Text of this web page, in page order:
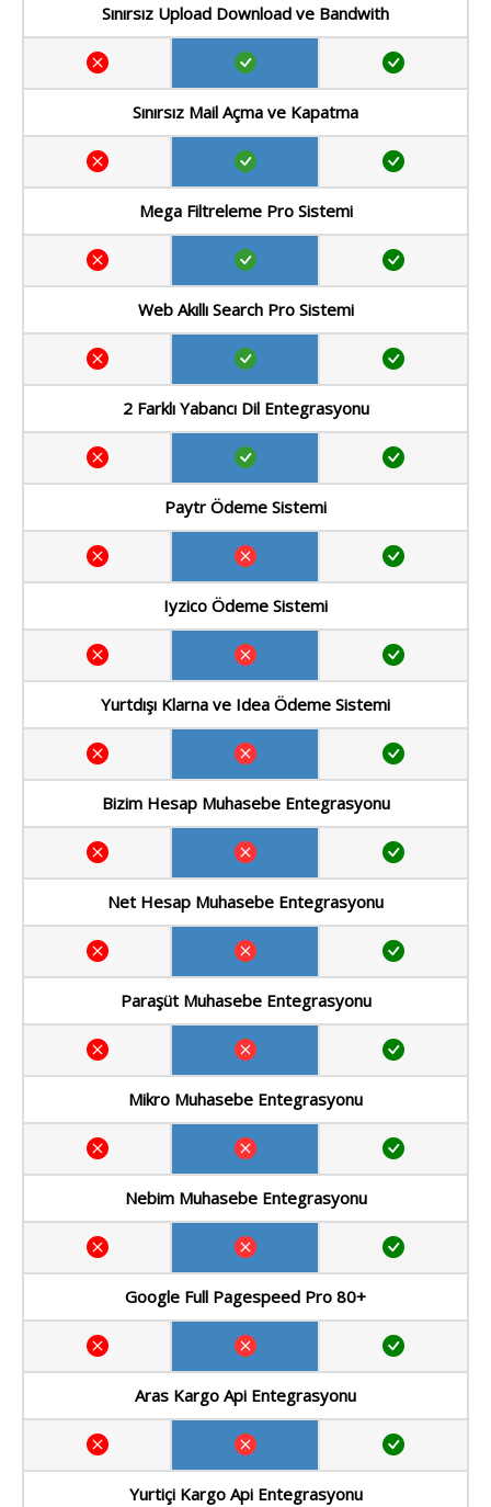
Sınırsız Upload Download ve Bandwith
Sınırsız Mail Açma ve Kapatma
Mega Filtreleme Pro Sistemi
Web Akıllı Search Pro Sistemi
2 Farklı Yabancı Dil Entegrasyonu
Paytr Ödeme Sistemi
Iyzico Ödeme Sistemi
Yurtdışı Klarna ve Idea Ödeme Sistemi
Bizim Hesap Muhasebe Entegrasyonu
Net Hesap Muhasebe Entegrasyonu
Paraşüt Muhasebe Entegrasyonu
Mikro Muhasebe Entegrasyonu
Nebim Muhasebe Entegrasyonu
Google Full Pagespeed Pro 80+
Aras Kargo Api Entegrasyonu
Yurtiçi Kargo Api Entegrasyonu